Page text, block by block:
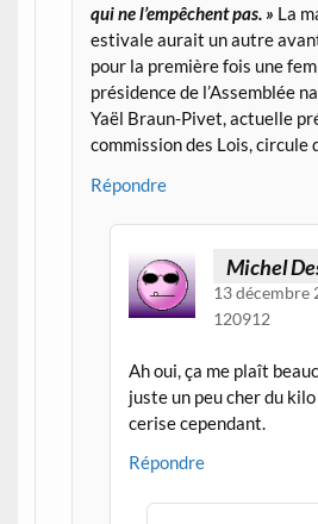
qui ne l’empêchent pas. » La
estivale aurait un autre
pour la première fois une
présidence de l’Assemblée
Yaël Braun-Pivet, actuelle
commission des Lois, circule
Répondre
Michel
13 décembre
120912
Ah oui, ça me plaît
juste un peu cher du
cerise cependant.
Répondre